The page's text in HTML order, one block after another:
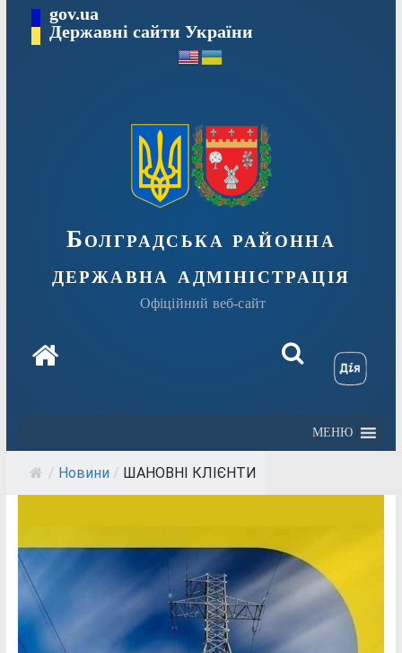
Перейтиgov.ua
Державні сайти України
Болградська районна
державна адміністрація
Офіційний веб-сайт
МЕНЮ
/ Новини / ШАНОВНІ КЛІЄНТИ